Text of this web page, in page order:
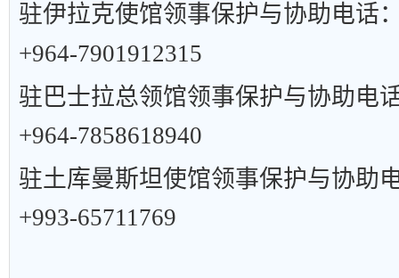
驻伊拉克使馆领事保护与协助电话
+964-7901912315
驻巴士拉总领馆领事保护与协助电
+964-7858618940
驻土库曼斯坦使馆领事保护与协助
+993-65711769